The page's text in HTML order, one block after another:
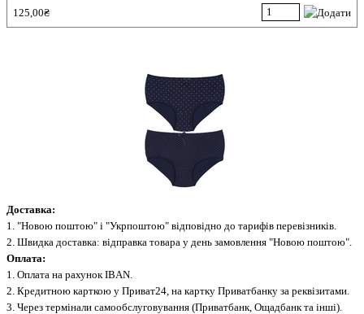
125,00₴
Доставка:
1. "Новою поштою" і "Укрпоштою" відповідно до тарифів перевізників.
2. Швидка доставка: відправка товара у день замовлення "Новою поштою".
Оплата:
1. Оплата на рахунок IBAN.
2. Кредитною карткою у Приват24, на картку Приватбанку за реквізитами.
3. Через термінали самообслуговування (Приватбанк, Ощадбанк та інші).